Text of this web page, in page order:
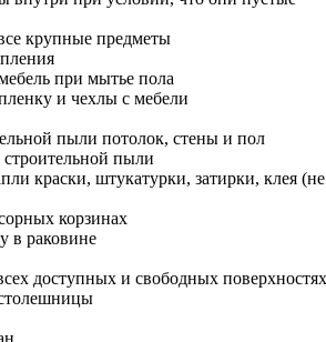
крупные предметы
при мытье пола
и чехлы с мебели
пыли потолок, стены и пол
пыли
краски, штукатурки, затирки, клея
корзинах
в раковине
доступных и свободных поверхностях